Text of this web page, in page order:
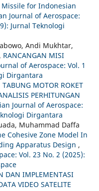
for Indonesian
Journal of Aerospace:
Jurnal Teknologi
Andi Mukhtar,
RANCANGAN MISI
of Aerospace: Vol. 1
Dirgantara
TABUNG MOTOR ROKET
PERHITUNGAN
Journal of Aerospace:
Dirgantara
Muhammad Daffa
Cohesive Zone Model In
Apparatus Design ,
Vol. 23 No. 2 (2025):
DAN IMPLEMENTASI
VIDEO SATELITE